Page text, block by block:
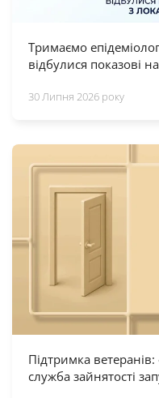
Тримаємо
відбулися показові
30 Липня 2026 року
Підтримка
служба зайнятості